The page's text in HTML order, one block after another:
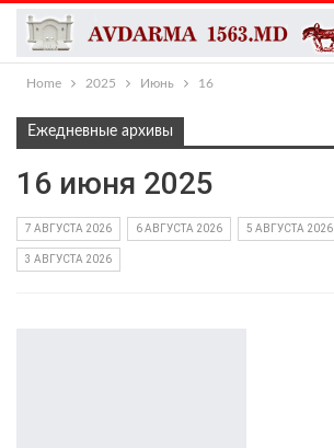
Home 2025 Июнь 16
Ежедневные архивы
16 июня 2025
7 АВГУСТА 2026 6 АВГУСТА 2026 5 АВГУСТА 2026
3 АВГУСТА 2026